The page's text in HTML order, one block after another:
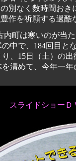
別なく数時間おき
作を祈願する過酷
内町は寒いのが当
中で、184回目と
、15日（土）の出
清めて、今年一
スライドショー